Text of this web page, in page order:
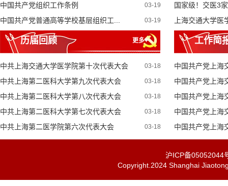
中国共产党组织工作条例 03-19
中国共产党普通高等学校基层组织工... 03-19
国家级！交医3
上海交通大学
更多+
历届回顾
中共上海交通大学医学院第十次代表大会 03-18
中共上海第二医科大学第九次代表大会 03-18
中共上海第二医科大学第八次代表大会 03-18
中共上海第二医科大学第七次代表大会 03-18
中共上海第二医学院第六次代表大会 03-18
工作简
中国共产党上海
中国共产党上海
中国共产党上海
中国共产党上海
中国共产党上海
沪ICP备05052044
Copyright.2024 Shanghai